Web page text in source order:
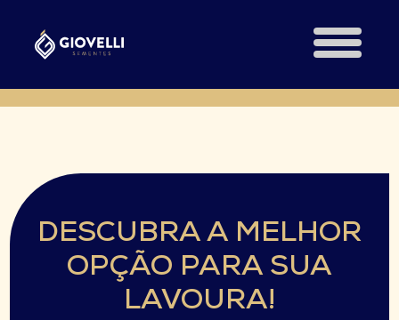
DESCUBRA A MELHOR
OPÇÃO PARA SUA
LAVOURA!